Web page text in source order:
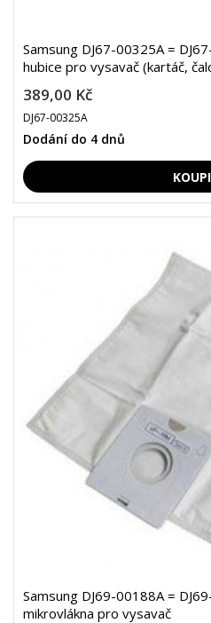
Samsung DJ67-00325A =
hubice pro vysavač (kartáč,
389,00 Kč
DJ67-00325A
Dodání do 4 dnů
Samsung DJ69-00188A =
mikrovlákna pro vysavač